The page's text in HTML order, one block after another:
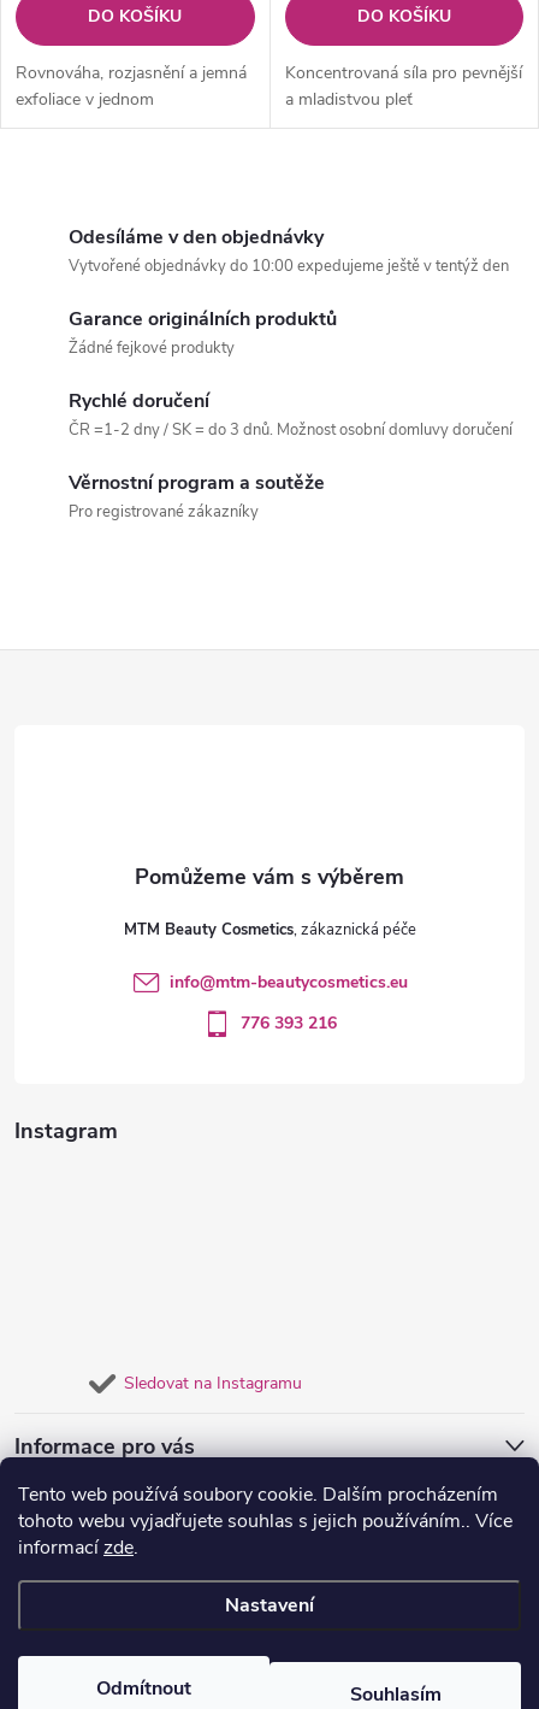
Tento web používá soubory cookie. Dalším procházením
tohoto webu vyjadřujete souhlas s jejich používáním.. Více
informacízde.
Nastavení
Odmítnout Souhlasím
DO KOŠÍKU
Rovnováha, rozjasnění a jemná
exfoliace v jednom
DO KOŠÍKU
Koncentrovaná síla pro pevnější
a mladistvou pleť
Odesíláme v den objednávky
Vytvořené objednávky do 10:00 expedujeme ještě v tentýž den
Garance originálních produktů
Žádné fejkové produkty
Rychlé doručení
ČR =1-2 dny / SK = do 3 dnů. Možnost osobní domluvy doručení
Věrnostní program a soutěže
Pro registrované zákazníky
Instagram
Sledovat na Instagramu
Informace pro vás
Přijímáme online platby
MTM Beauty Cosmetics
info@mtm-beautycosmetics.eu
776 393 216
MTM Beauty Cosmetics. Všechna práva vyhrazena.